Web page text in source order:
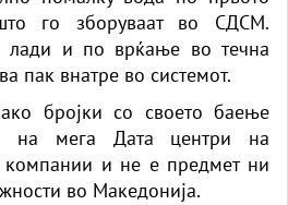
го зборуваат во СДСМ.
лади и по врќање во течна
пак внатре во системот.
бројки со своето баење
на мега Дата центри на
компании и не е предмет ни
во Македонија.